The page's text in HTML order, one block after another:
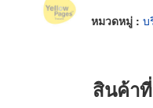
หมวดหมู่ : บ
สินค้า